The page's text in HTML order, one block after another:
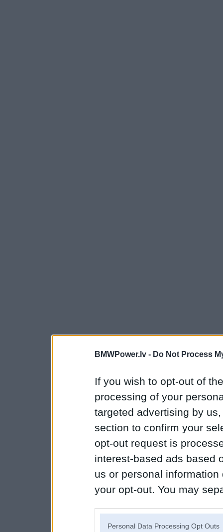
BMWPower.lv - Do Not Process
If you wish to opt-out of
processing of your
targeted advertising by
section to confirm your
opt-out request is
interest-based ads based
us or personal
your opt-out. You may
Personal Data Processing Opt Outs